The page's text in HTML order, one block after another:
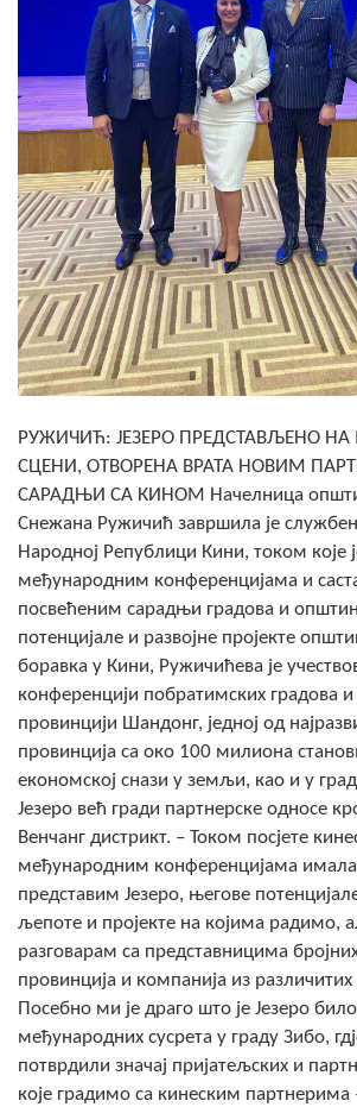
Скупштинско вијеће општине
Састав Скупштине
Службени Гласници
ОПШТИНСКА
ИНФО
Вијести
Активности
Јавни позиви
Обавјештења
Заштита од пожара
COVID 19
Геоистраживања
ФИНАНСИЈЕ
ПРИВРЕДА
Пољопривреда
Туризам
Спорт
ЦИВИЛНА ЗАШТИТА
КОНТАКТ
РУЖИЧИЋ: ЈЕЗЕРО ПРЕДСТАВЉЕНО
СЦЕНИ, ОТВОРЕНА ВРАТА НОВИМ
САРАДЊИ СА КИНОМ Начелница
Снежана Ружичић завршила је
Народној Републици Кини, током које
међународним конференцијама и
посвећеним сарадњи градова и
потенцијале и развојне пројекте
боравка у Кини, Ружичићева је
конференцији побратимских градова
провинцији Шандонг, једној од
провинција са око 100 милиона
економској снази у земљи, као и у
Језеро већ гради партнерске односе
Венчанг дистрикт. – Током посјете
међународним конференцијама
представим Језеро, његове
љепоте и пројекте на којима радимо,
разговарам са представницима
провинција и компанија из различитих
Посебно ми је драго што је Језеро
међународних сусрета у граду Зибо,
потврдили значај пријатељских и
које градимо са кинеским партнерима